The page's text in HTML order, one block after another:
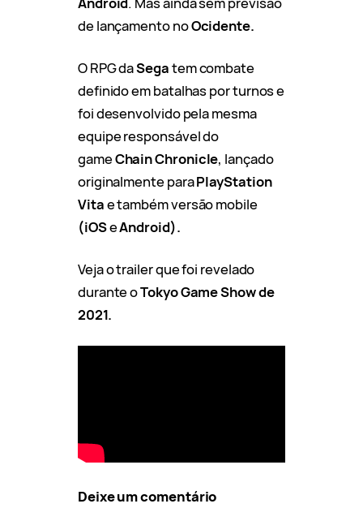
de lançamento noOcidente.
O RPG daSegatem combate
definido em batalhas por turnos e
foi desenvolvido pela mesma
equipe responsável do
gameChain Chronicle, lançado
originalmente paraPlayStation
Vitae também versão mobile
(iOSeAndroid).
Veja o trailer que foi revelado
durante oTokyo Game Show de
2021.
Deixe um comentário